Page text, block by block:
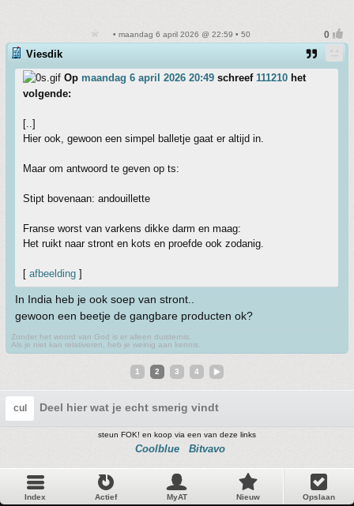
• maandag 6 april 2026 @ 22:59 • 50
Viesdik
Op maandag 6 april 2026 20:49 schreef 111210 het
volgende:
[..]
Hier ook, gewoon een simpel balletje gaat er altijd in.
Maar om antwoord te geven op ts:
Stipt bovenaan: andouillette
Franse worst van varkens dikke darm en maag:
Het ruikt naar stront en kots en proefde ook zodanig.
[ afbeelding ]
In India heb je ook soep van stront..
gewoon een beetje de gangbare producten ok?
Zonder het woord van God is er alleen duisternis.
Als je niet kan relativeren, heb je weinig aan kennis.
1 2 3 4
cul Deel hier wat je echt smerig vindt
steun FOK! en koop via een van deze links
Coolblue Bitvavo
Index Actief MyAT Nieuw Opslaan